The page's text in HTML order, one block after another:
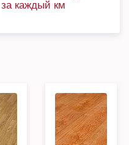
за каждый км